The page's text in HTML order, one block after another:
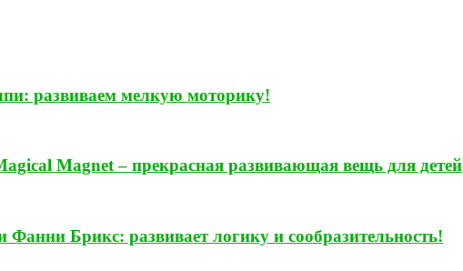
развиваем мелкую моторику!
Magnet – прекрасная развивающая вещь для детей
Брикс: развивает логику и сообразительность!